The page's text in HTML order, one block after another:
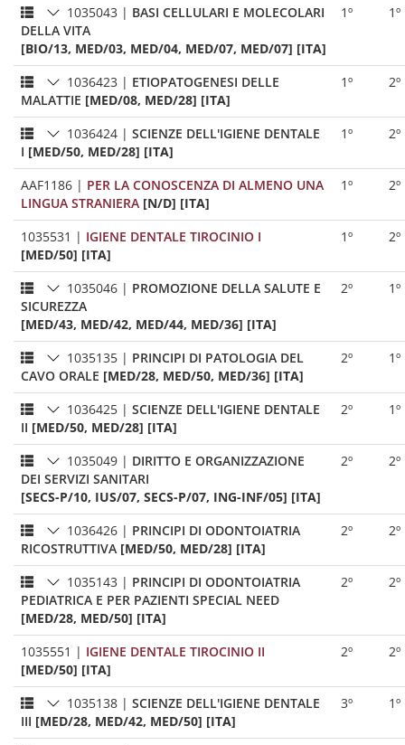
1035043 | BASI CELLULARI E MOLECOLARI
DELLA VITA
[BIO/13, MED/03, MED/04, MED/07, MED/07] [ITA]
1º 1º
1036423 | ETIOPATOGENESI DELLE
MALATTIE [MED/08, MED/28] [ITA]
1º 2º
1036424 | SCIENZE DELL'IGIENE DENTALE
I [MED/50, MED/28] [ITA]
1º 2º
AAF1186 | PER LA CONOSCENZA DI ALMENO UNA
LINGUA STRANIERA [N/D] [ITA]
1º 2º
1035531 | IGIENE DENTALE TIROCINIO I
[MED/50] [ITA]
1º 2º
1035046 | PROMOZIONE DELLA SALUTE E
SICUREZZA
[MED/43, MED/42, MED/44, MED/36] [ITA]
2º 1º
1035135 | PRINCIPI DI PATOLOGIA DEL
CAVO ORALE [MED/28, MED/50, MED/36] [ITA]
2º 1º
1036425 | SCIENZE DELL'IGIENE DENTALE
II [MED/50, MED/28] [ITA]
2º 1º
1035049 | DIRITTO E ORGANIZZAZIONE
DEI SERVIZI SANITARI
[SECS-P/10, IUS/07, SECS-P/07, ING-INF/05] [ITA]
2º 2º
1036426 | PRINCIPI DI ODONTOIATRIA
RICOSTRUTTIVA [MED/50, MED/28] [ITA]
2º 2º
1035143 | PRINCIPI DI ODONTOIATRIA
PEDIATRICA E PER PAZIENTI SPECIAL NEED
[MED/28, MED/50] [ITA]
2º 2º
1035551 | IGIENE DENTALE TIROCINIO II
[MED/50] [ITA]
2º 2º
1035138 | SCIENZE DELL'IGIENE DENTALE
III [MED/28, MED/42, MED/50] [ITA]
3º 1º